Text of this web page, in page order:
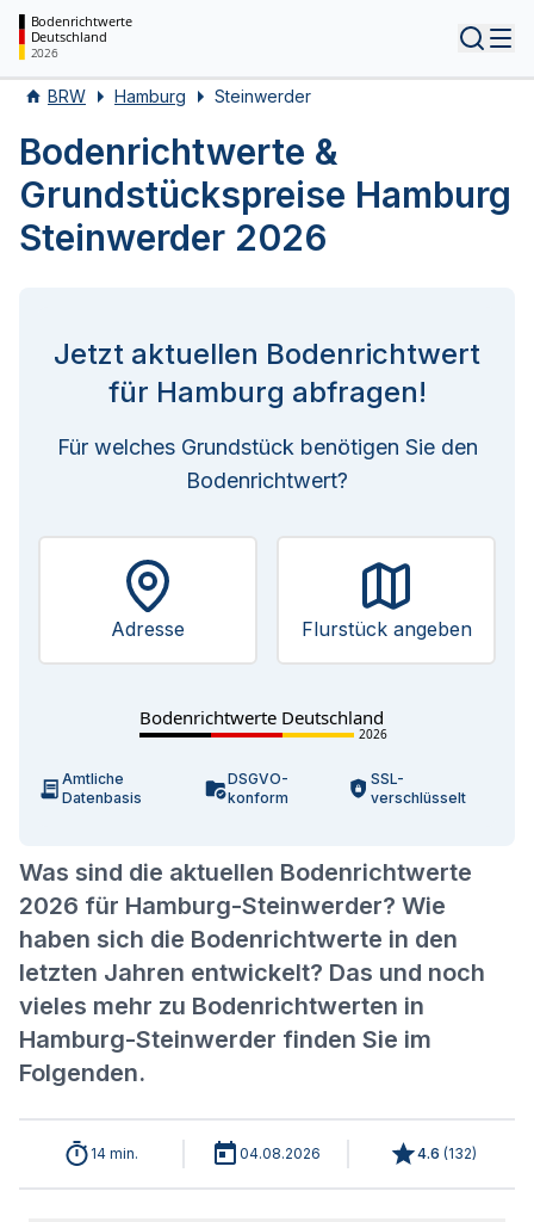
Bodenrichtwerte
Deutschland
2026
BRW Hamburg Steinwerder
Bodenrichtwerte &
Grundstückspreise Hamburg
Steinwerder 2026
Was sind die aktuellen Bodenrichtwerte
2026 für Hamburg-Steinwerder? Wie
haben sich die Bodenrichtwerte in den
letzten Jahren entwickelt? Das und noch
vieles mehr zu Bodenrichtwerten in
Hamburg-Steinwerder finden Sie im
Folgenden.
Jetzt aktuellen Bodenrichtwert
für Hamburg abfragen!
Für welches Grundstück benötigen Sie den
Bodenrichtwert?
Adresse Flurstück angeben
Bodenrichtwerte Deutschland
2026
Amtliche
Datenbasis
DSGVO-
konform
SSL-
verschlüsselt
14 min. 04.08.2026 4.6 (132)